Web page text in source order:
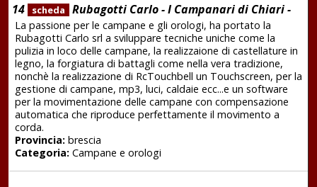
14 scheda Rubagotti Carlo - I Campanari di Chiari -
La passione per le campane e gli orologi, ha portato la
Rubagotti Carlo srl a sviluppare tecniche uniche come la
pulizia in loco delle campane, la realizzaione di castellature in
legno, la forgiatura di battagli come nella vera tradizione,
nonchè la realizzazione di RcTouchbell un Touchscreen, per la
gestione di campane, mp3, luci, caldaie ecc...e un software
per la movimentazione delle campane con compensazione
automatica che riproduce perfettamente il movimento a
corda.
Provincia:brescia
Categoria:Campane e orologi